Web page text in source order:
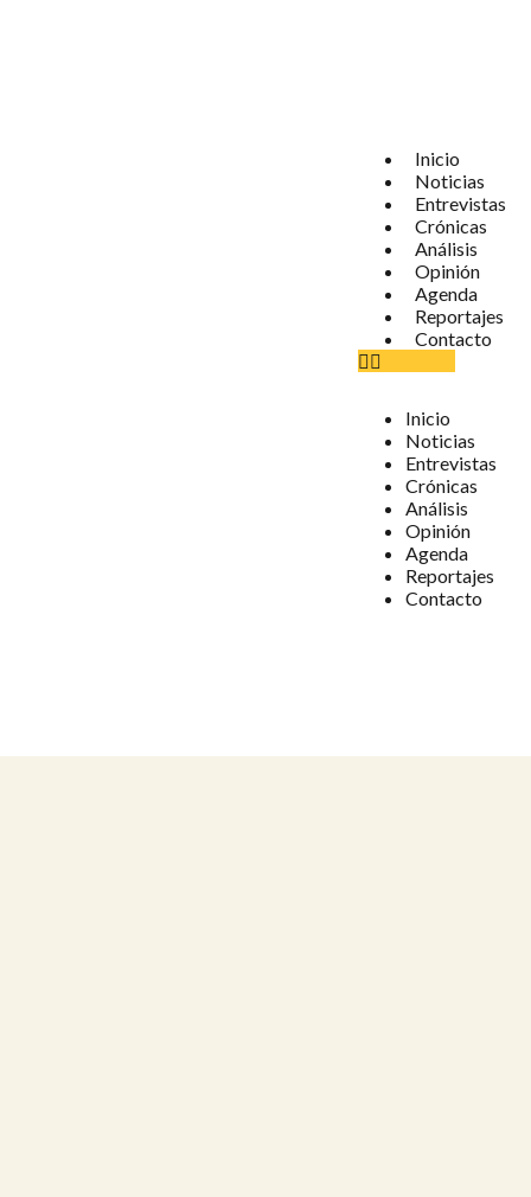
Inicio
Noticias
Entrevistas
Crónicas
Análisis
Opinión
Agenda
Reportajes
Contacto
Inicio
Noticias
Entrevistas
Crónicas
Análisis
Opinión
Agenda
Reportajes
Contacto